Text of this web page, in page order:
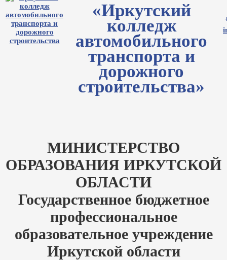
«Иркутский
колледж
автомобильного
транспорта и
дорожного
строительства»
МИНИСТЕРСТВО
ОБРАЗОВАНИЯ ИРКУТСКОЙ
ОБЛАСТИ
Государственное бюджетное
профессиональное
образовательное учреждение
Иркутской области